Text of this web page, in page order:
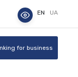
EN UA
for business